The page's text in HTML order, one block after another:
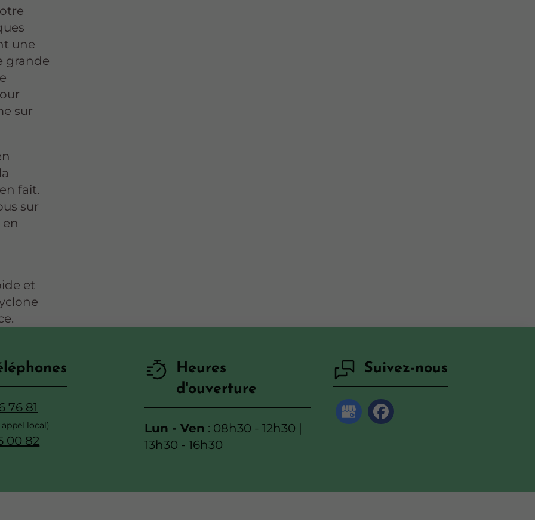
une
grande
sur
fait.
sur
et
76 81
00 82
Heures
d'ouverture
Lun - Ven : 08h30 - 12h30 |
13h30 - 16h30
Suivez-nous